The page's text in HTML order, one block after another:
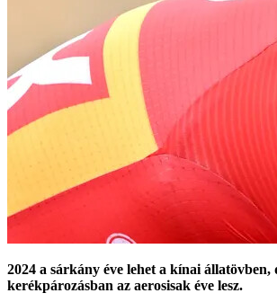
2024 a sárkány éve lehet a kínai állatövben,
kerékpározásban az aerosisak éve lesz.